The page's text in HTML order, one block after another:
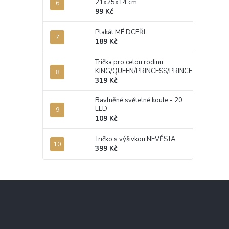
21x25x14 cm
99 Kč
Plakát MÉ DCEŘI
189 Kč
Trička pro celou rodinu
KING/QUEEN/PRINCESS/PRINCE
319 Kč
Bavlněné světelné koule - 20
LED
109 Kč
Tričko s výšivkou NEVĚSTA
399 Kč